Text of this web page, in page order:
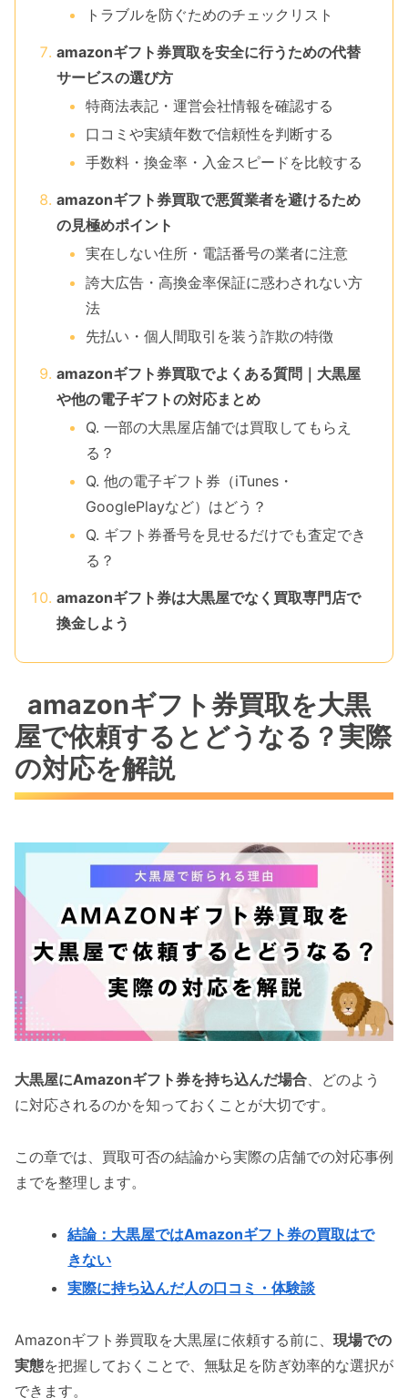
トラブルを防ぐためのチェックリスト
amazonギフト券買取を安全に行うための代替
サービスの選び方
特商法表記・運営会社情報を確認する
口コミや実績年数で信頼性を判断する
手数料・換金率・入金スピードを比較する
amazonギフト券買取で悪質業者を避けるため
の見極めポイント
実在しない住所・電話番号の業者に注意
誇大広告・高換金率保証に惑わされない方
法
先払い・個人間取引を装う詐欺の特徴
amazonギフト券買取でよくある質問｜大黒屋
や他の電子ギフトの対応まとめ
Q. 一部の大黒屋店舗では買取してもらえ
る？
Q. 他の電子ギフト券（iTunes・
GooglePlayなど）はどう？
Q. ギフト券番号を見せるだけでも査定でき
る？
amazonギフト券は大黒屋でなく買取専門店で
換金しよう
amazonギフト券買取を大黒
屋で依頼するとどうなる？実際
の対応を解説
大黒屋にAmazonギフト券を持ち込んだ場合、どのよう
に対応されるのかを知っておくことが大切です。
この章では、買取可否の結論から実際の店舗での対応事例
までを整理します。
結論：大黒屋ではAmazonギフト券の買取はで
きない
実際に持ち込んだ人の口コミ・体験談
Amazonギフト券買取を大黒屋に依頼する前に、 現場での
実態を把握しておくことで、無駄足を防ぎ効率的な選択が
できます。